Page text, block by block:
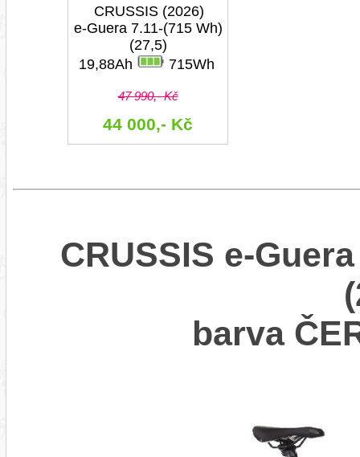
CRUSSIS (2026)
e-Guera 7.11-(715 Wh)
(27,5)
19,88Ah
715Wh
47 990,- Kč
44 000,- Kč
CRUSSIS e-
barva